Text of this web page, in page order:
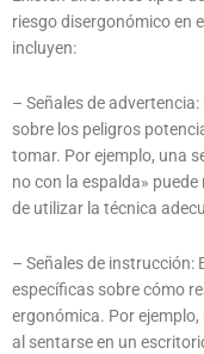
riesgo disergonómico en
incluyen:
– Señales de
sobre los peligros
tomar. Por ejemplo, una
no con la espalda»
de utilizar la técnica
– Señales de
específicas sobre cómo
ergonómica. Por
al sentarse en un